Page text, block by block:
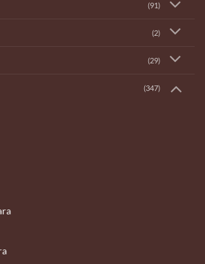
(91)
(2)
(29)
(347)